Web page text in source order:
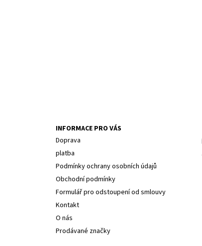
INFORMACE PRO VÁS
Doprava
platba
Podmínky ochrany osobních údajů
Obchodní podmínky
Formulář pro odstoupení od smlouvy
Kontakt
O nás
Prodávané značky